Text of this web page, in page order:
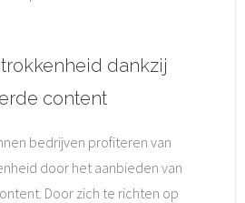
dankzij
content
bedrijven profiteren van
door het aanbieden van
Door zich te richten op